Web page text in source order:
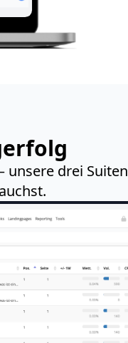
unsere drei Suiten